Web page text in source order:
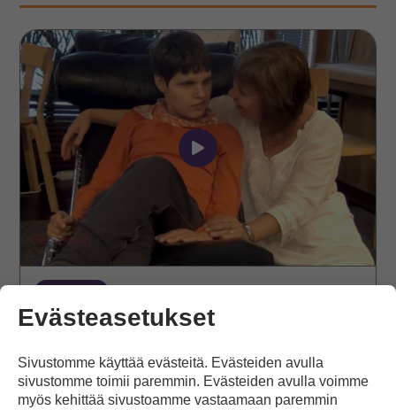
Esittelyvideot
Voimauttavasta
vuorovaikutuksesta
Esittelyvideot Voimauttavasta
Voimauttava vuorovaikutus (Intensive Interaction) on
käytännönläheinen tapa olla vuorovaikutuksessa
Evästeasetukset
Sivustomme käyttää evästeitä. Evästeiden avulla
sivustomme toimii paremmin. Evästeiden avulla voimme
myös kehittää sivustoamme vastaamaan paremmin